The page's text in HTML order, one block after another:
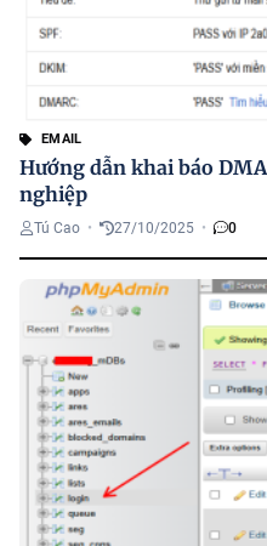
EMAIL
Hướng dẫn khai báo
nghiệp
Tú Cao • 27/10/2025 • 0